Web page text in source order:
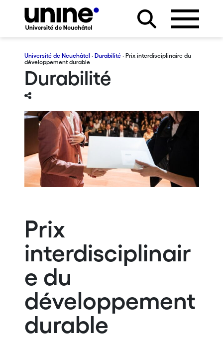
Université de Neuchâtel · Durabilité· Prix interdisciplinaire du
développement durable
Durabilité
Prix
interdisciplinair
e du
développement
durable